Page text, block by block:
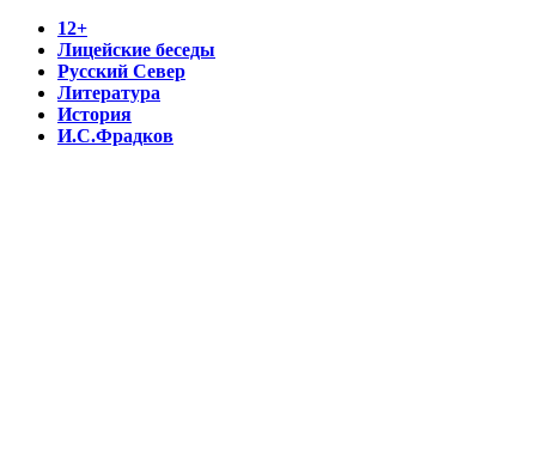
12+
Лицейские беседы
Русский Север
Литература
История
И.С.Фрадков